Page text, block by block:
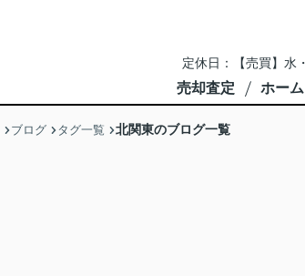
定休日：【売買】水
売却査定 ホーム
ブログ タグ一覧 北関東のブログ一覧